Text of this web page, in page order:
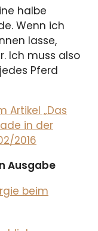
halbe
Wenn ich
lasse,
Ich muss also
Pferd
Artikel „Das
in der
2016
Ausgabe
beim